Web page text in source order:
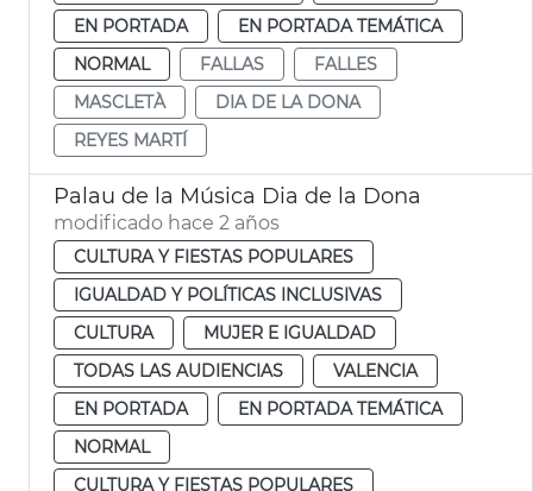
EN PORTADA
EN PORTADA TEMÁTICA
NORMAL
FALLAS
FALLES
MASCLETÀ
DIA DE LA DONA
REYES MARTÍ
Palau de la Música Dia de la Dona
modificado hace 2 años
CULTURA Y FIESTAS POPULARES
IGUALDAD Y POLÍTICAS INCLUSIVAS
CULTURA
MUJER E IGUALDAD
TODAS LAS AUDIENCIAS
VALENCIA
EN PORTADA
EN PORTADA TEMÁTICA
NORMAL
CULTURA Y FIESTAS POPULARES